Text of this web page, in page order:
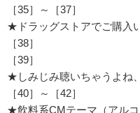
［35］～［37］
★ドラッグストアでご購入
［38］
［39］
★しみじみ聴いちゃうよね
［40］～［42］
★飲料系CMテーマ（アル